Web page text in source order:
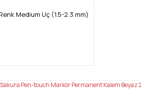
Medium Uç (1.5-2.3 mm)